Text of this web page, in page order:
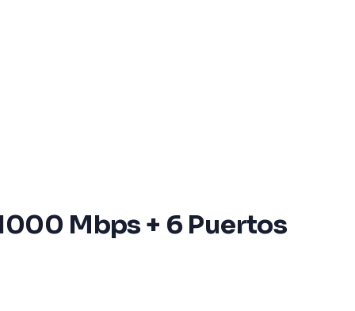
Mbps + 6 Puertos